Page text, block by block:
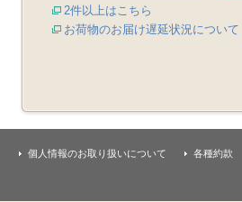
2件以上はこちら
お荷物のお届け遅延状況について
個人情報のお取り扱いについて 各種約款